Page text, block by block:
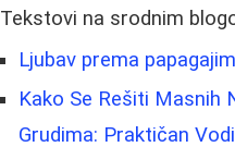
Tekstovi na srodnim
Ljubav prema
Kako Se Rešiti Masnih
Grudima: Praktičan